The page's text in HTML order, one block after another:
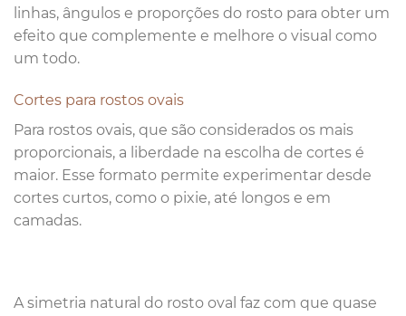
linhas, ângulos e proporções do rosto para obter um
efeito que complemente e melhore o visual como
um todo.
Cortes para rostos ovais
Para rostos ovais, que são considerados os mais
proporcionais, a liberdade na escolha de cortes é
maior. Esse formato permite experimentar desde
cortes curtos, como o pixie, até longos e em
camadas.
A simetria natural do rosto oval faz com que quase